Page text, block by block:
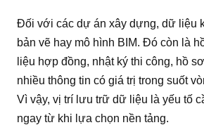
Đối với các dự án xây dựng, dữ liệu
bản vẽ hay mô hình BIM. Đó còn là
liệu hợp đồng, nhật ký thi công, hồ
nhiều thông tin có giá trị trong suốt
Vì vậy, vị trí lưu trữ dữ liệu là yếu tố
ngay từ khi lựa chọn nền tảng.